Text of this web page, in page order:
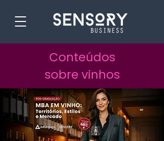
Conteúdos
sobre vinhos